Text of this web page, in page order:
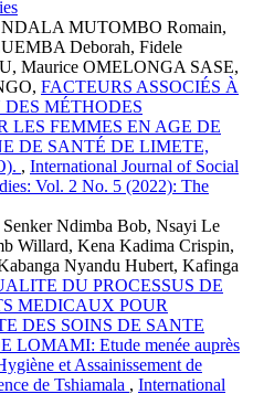
MUTOMBO Romain,
Deborah, Fidele
Maurice OMELONGA SASE,
FACTEURS ASSOCIÉS À
MÉTHODES
LES FEMMES EN AGE DE
DE SANTÉ DE LIMETE,
, International Journal of Social
Vol. 2 No. 5 (2022): The
Ndimba Bob, Nsayi Le
Willard, Kena Kadima Crispin,
Nyandu Hubert, Kafinga
DU PROCESSUS DE
MEDICAUX POUR
DES SOINS DE SANTE
LOMAMI: Etude menée auprès
et Assainissement de
de Tshiamala , International